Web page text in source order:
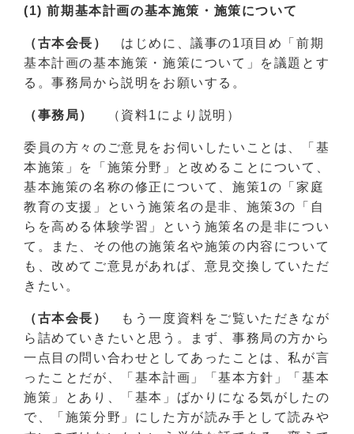
(1) 前期基本計画の基本施策・施策について
（古本会長）
はじめに、議事の1項目め「前期
基本計画の基本施策・施策について」を議題とす
る。事務局から説明をお願いする。
（事務局） （資料1により説明）
委員の方々のご意見をお伺いしたいことは、「基
本施策」を「施策分野」と改めることについて、
基本施策の名称の修正について、施策1の「家庭
教育の支援」という施策名の是非、施策3の「自
らを高める体験学習」という施策名の是非につい
て。また、その他の施策名や施策の内容について
も、改めてご意見があれば、意見交換していただ
きたい。
（古本会長）
もう一度資料をご覧いただきなが
ら詰めていきたいと思う。まず、事務局の方から
一点目の問い合わせとしてあったことは、私が言
ったことだが、「基本計画」「基本方針」「基本
施策」とあり、「基本」ばかりになる気がしたの
で、「施策分野」にした方が読み手として読みや